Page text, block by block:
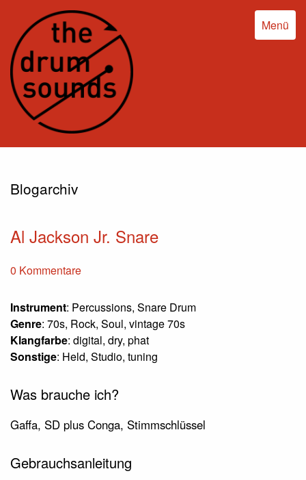
Menü
Blogarchiv
Al Jackson Jr. Snare
0 Kommentare
Instrument: Percussions, Snare Drum
Genre: 70s, Rock, Soul, vintage 70s
Klangfarbe: digital, dry, phat
Sonstige: Held, Studio, tuning
Was brauche ich?
Gaffa, SD plus Conga, Stimmschlüssel
Gebrauchsanleitung